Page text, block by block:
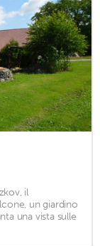
il
un giardino
una vista sulle